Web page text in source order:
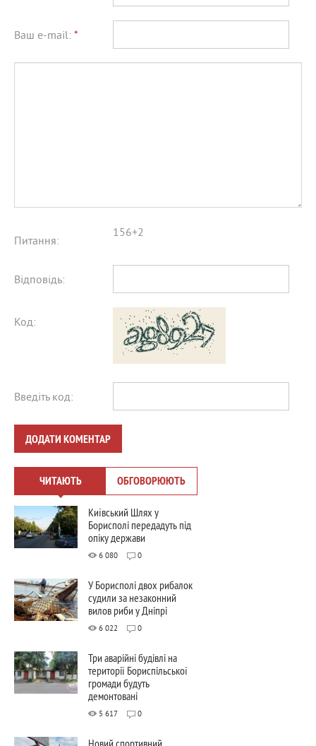
Ваш e-mail: *
Питання:
156+2
Відповідь:
Код:
Введіть код:
ДОДАТИ КОМЕНТАР
ЧИТАЮТЬ ОБГОВОРЮЮТЬ
Київський Шлях у
Борисполі передадуть під
опіку держави
6 080 0
У Борисполі двох рибалок
судили за незаконний
вилов риби у Дніпрі
6 022 0
Три аварійні будівлі на
території Бориспільської
громади будуть
демонтовані
5 617 0